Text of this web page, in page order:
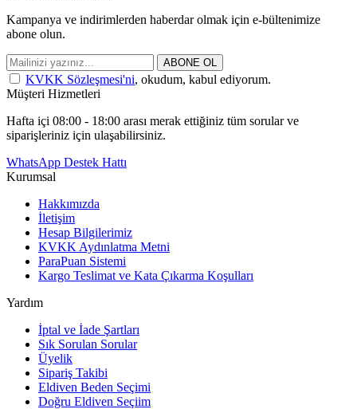
Kampanya ve indirimlerden haberdar olmak için e-bültenimize
abone olun.
ABONE OL
KVKK Sözleşmesi'ni, okudum, kabul ediyorum.
Müşteri Hizmetleri
Hafta içi 08:00 - 18:00 arası merak ettiğiniz tüm sorular ve
siparişleriniz için ulaşabilirsiniz.
WhatsApp Destek Hattı
Kurumsal
Hakkımızda
İletişim
Hesap Bilgilerimiz
KVKK Aydınlatma Metni
ParaPuan Sistemi
Kargo Teslimat ve Kata Çıkarma Koşulları
Yardım
İptal ve İade Şartları
Sık Sorulan Sorular
Üyelik
Sipariş Takibi
Eldiven Beden Seçimi
Doğru Eldiven Seçiim